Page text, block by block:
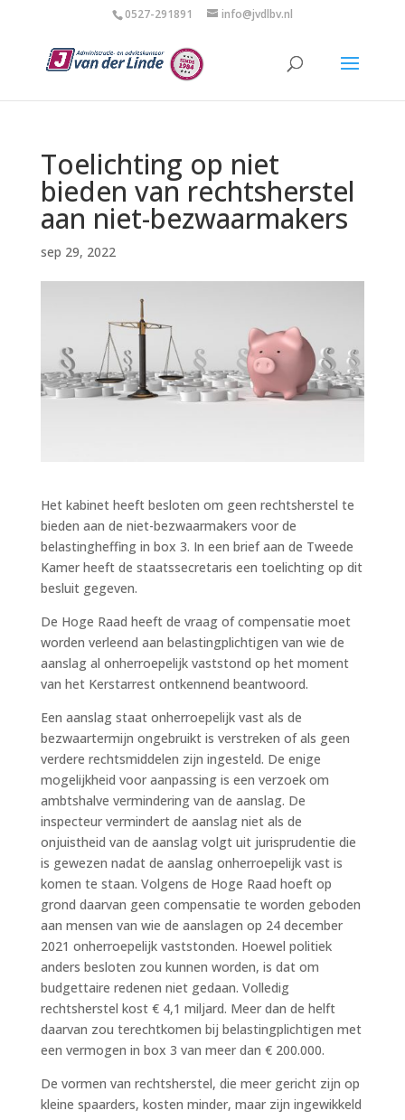
0527-291891 info@jvdlbv.nl
Toelichting op niet
bieden van rechtsherstel
aan niet-bezwaarmakers
sep 29, 2022
Het kabinet heeft besloten om geen rechtsherstel te
bieden aan de niet-bezwaarmakers voor de
belastingheffing in box 3. In een brief aan de Tweede
Kamer heeft de staatssecretaris een toelichting op dit
besluit gegeven.
De Hoge Raad heeft de vraag of compensatie moet
worden verleend aan belastingplichtigen van wie de
aanslag al onherroepelijk vaststond op het moment
van het Kerstarrest ontkennend beantwoord.
Een aanslag staat onherroepelijk vast als de
bezwaartermijn ongebruikt is verstreken of als geen
verdere rechtsmiddelen zijn ingesteld. De enige
mogelijkheid voor aanpassing is een verzoek om
ambtshalve vermindering van de aanslag. De
inspecteur vermindert de aanslag niet als de
onjuistheid van de aanslag volgt uit jurisprudentie die
is gewezen nadat de aanslag onherroepelijk vast is
komen te staan. Volgens de Hoge Raad hoeft op
grond daarvan geen compensatie te worden geboden
aan mensen van wie de aanslagen op 24 december
2021 onherroepelijk vaststonden. Hoewel politiek
anders besloten zou kunnen worden, is dat om
budgettaire redenen niet gedaan. Volledig
rechtsherstel kost € 4,1 miljard. Meer dan de helft
daarvan zou terechtkomen bij belastingplichtigen met
een vermogen in box 3 van meer dan € 200.000.
De vormen van rechtsherstel, die meer gericht zijn op
kleine spaarders, kosten minder, maar zijn ingewikkeld